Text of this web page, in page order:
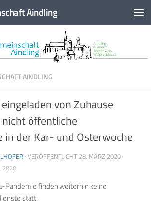
Aindling
AINDLING
von Zuhause
öffentliche
in der Kar- und Osterwoche
· VERÖFFENTLICHT 28. MÄRZ 2020 ·
2020
Pandemie finden weiterhin keine
statt.